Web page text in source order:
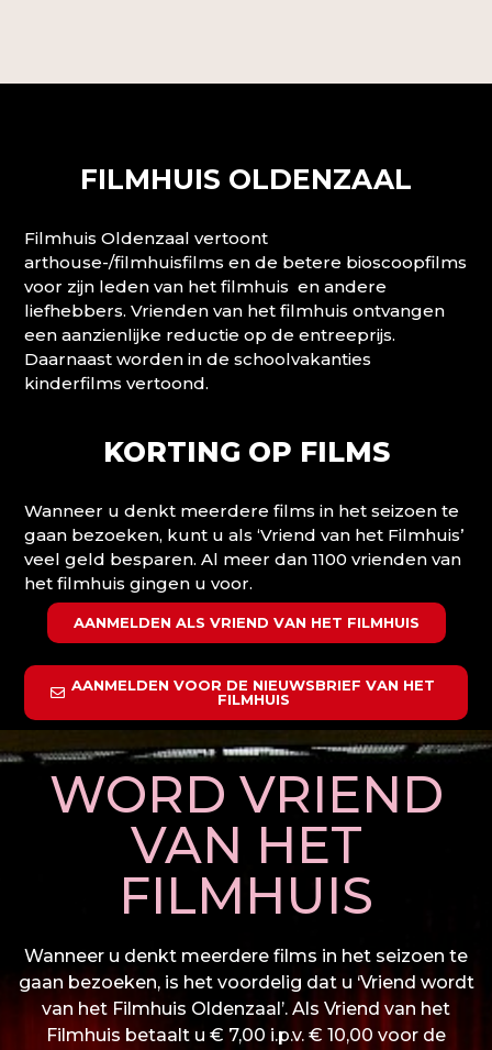
FILMHUIS OLDENZAAL
Filmhuis Oldenzaal vertoont
arthouse-/filmhuisfilms en de betere bioscoopfilms
voor zijn leden van het filmhuis en andere
liefhebbers. Vrienden van het filmhuis ontvangen
een aanzienlijke reductie op de entreeprijs.
Daarnaast worden in de schoolvakanties
kinderfilms vertoond.
KORTING OP FILMS
Wanneer u denkt meerdere films in het seizoen te
gaan bezoeken, kunt u als ‘Vriend van het Filmhuis’
veel geld besparen. Al meer dan 1100 vrienden van
het filmhuis gingen u voor.
AANMELDEN ALS VRIEND VAN HET FILMHUIS
AANMELDEN VOOR DE NIEUWSBRIEF VAN HET
FILMHUIS
WORD VRIEND
VAN HET
FILMHUIS
Wanneer u denkt meerdere films in het seizoen te
gaan bezoeken, is het voordelig dat u ‘Vriend wordt
van het Filmhuis Oldenzaal’. Als Vriend van het
Filmhuis betaalt u € 7,00 i.p.v. € 10,00 voor de